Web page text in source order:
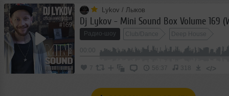
Lykov / Лыков
Радио-шоу Club/Dance Deep House
7 56:37 318 </>